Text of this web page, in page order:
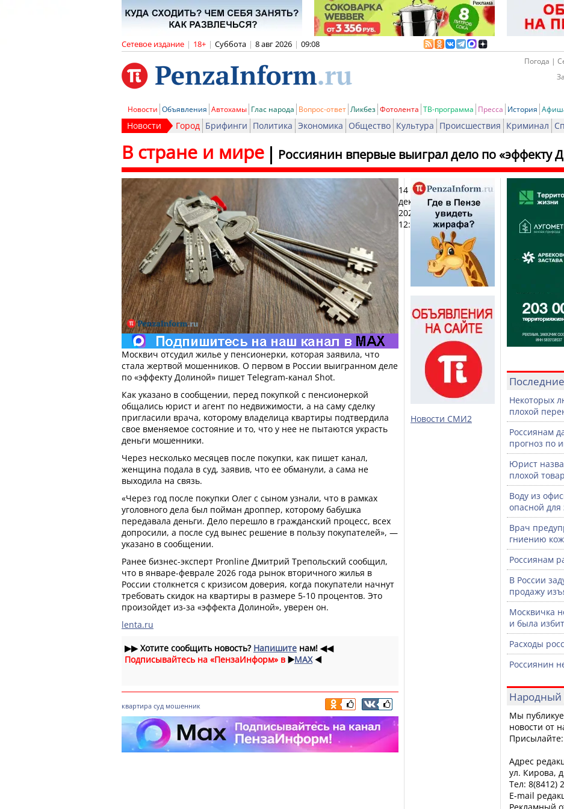
Сетевое издание | 18+ | Суббота | 8 авг 2026 | 09:08
Погода |
Новости Объявления Автохамы Глас народа Вопрос-ответ Ликбез Фотолента ТВ-программа Пресса История
Новости Город Брифинги Политика Экономика Общество Культура Происшествия Криминал
Россиянин впервые выиграл дело по «эффекту
В стране и мире
14
декабря
2025,
12:51
Печать
Москвич отсудил жилье у пенсионерки, которая заявила, что
стала жертвой мошенников. О первом в России выигранном деле
по «эффекту Долиной» пишет Telegram-канал Shot.
Как указано в сообщении, перед покупкой с пенсионеркой
общались юрист и агент по недвижимости, а на саму сделку
пригласили врача, которому владелица квартиры подтвердила
свое вменяемое состояние и то, что у нее не пытаются украсть
деньги мошенники.
Через несколько месяцев после покупки, как пишет канал,
женщина подала в суд, заявив, что ее обманули, а сама не
выходила на связь.
«Через год после покупки Олег с сыном узнали, что в рамках
уголовного дела был пойман дроппер, которому бабушка
передавала деньги. Дело перешло в гражданский процесс, всех
допросили, а после суд вынес решение в пользу покупателей», —
указано в сообщении.
Ранее бизнес-эксперт Pronline Дмитрий Трепольский сообщил,
что в январе-феврале 2026 года рынок вторичного жилья в
России столкнется с кризисом доверия, когда покупатели начнут
требовать скидок на квартиры в размере 5-10 процентов. Это
произойдет из-за «эффекта Долиной», уверен он.
lenta.ru
▶▶Хотите сообщить новость? Напишите нам! ◀◀
Подписывайтесь на «ПензаИнформ» в ▶️MAX ◀️
квартира суд мошенник
Новости СМИ2
Некоторых
плохой
Россиянам
прогноз по
Юрист
плохой
Воду из
опасной для
Врач
гниению
Россиянам
В России
продажу
Москвичка
и была
Расходы
Россиянин
Народный
Мы
новости от
Присылайте:
Адрес
ул. Кирова,
Тел: 8(8412)
E-mail